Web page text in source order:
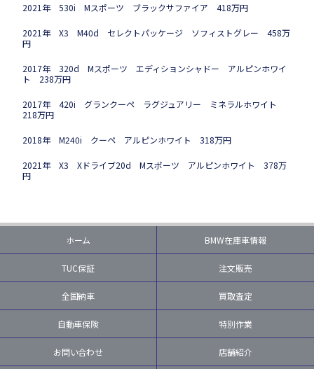
2021年 530i Mスポーツ ブラックサファイア 418万円
2021年 X3 M40d セレクトパッケージ ソフィストグレー 458万
円
2017年 320d Mスポーツ エディションシャドー アルピンホワイ
ト 238万円
2017年 420i グランクーペ ラグジュアリー ミネラルホワイト
218万円
2018年 M240i クーペ アルピンホワイト 318万円
2021年 X3 Xドライブ20d Mスポーツ アルピンホワイト 378万
円
ホーム BMW在庫車情報
TUC保証 注文販売
全国納車 買取査定
自動車保険 特別作業
お問い合わせ 店舗紹介